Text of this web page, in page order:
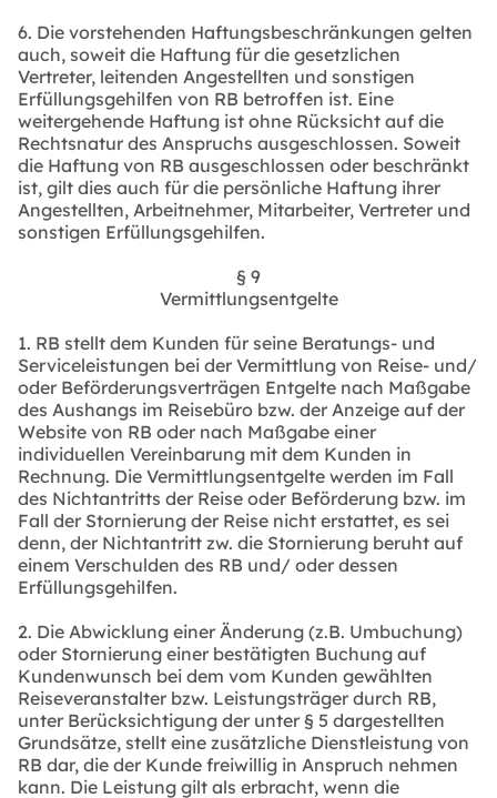
6. Die vorstehenden Haftungsbeschränkungen gelten
auch, soweit die Haftung für die gesetzlichen
Vertreter, leitenden Angestellten und sonstigen
Erfüllungsgehilfen von RB betroffen ist. Eine
weitergehende Haftung ist ohne Rücksicht auf die
Rechtsnatur des Anspruchs ausgeschlossen. Soweit
die Haftung von RB ausgeschlossen oder beschränkt
ist, gilt dies auch für die persönliche Haftung ihrer
Angestellten, Arbeitnehmer, Mitarbeiter, Vertreter und
sonstigen Erfüllungsgehilfen.
§ 9
Vermittlungsentgelte
1. RB stellt dem Kunden für seine Beratungs- und
Serviceleistungen bei der Vermittlung von Reise- und/
oder Beförderungsverträgen Entgelte nach Maßgabe
des Aushangs im Reisebüro bzw. der Anzeige auf der
Website von RB oder nach Maßgabe einer
individuellen Vereinbarung mit dem Kunden in
Rechnung. Die Vermittlungsentgelte werden im Fall
des Nichtantritts der Reise oder Beförderung bzw. im
Fall der Stornierung der Reise nicht erstattet, es sei
denn, der Nichtantritt zw. die Stornierung beruht auf
einem Verschulden des RB und/ oder dessen
Erfüllungsgehilfen.
2. Die Abwicklung einer Änderung (z.B. Umbuchung)
oder Stornierung einer bestätigten Buchung auf
Kundenwunsch bei dem vom Kunden gewählten
Reiseveranstalter bzw. Leistungsträger durch RB,
unter Berücksichtigung der unter § 5 dargestellten
Grundsätze, stellt eine zusätzliche Dienstleistung von
RB dar, die der Kunde freiwillig in Anspruch nehmen
kann. Die Leistung gilt als erbracht, wenn die